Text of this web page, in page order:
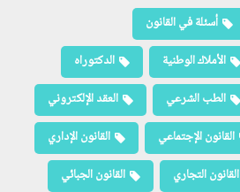
أسئلة في القانون
الأملاك الوطنية
الدكتوراه
الطب الشرعي
العقد الإلكتروني
القانون الإجتماعي
القانون الإداري
القانون التجاري
القانون الجبائي